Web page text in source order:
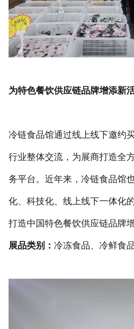
为特色餐饮供应链品牌增添新
冷链食品馆通过线上线下邀约
行业整体交流，为展商打造全
务平台。近年来，冷链食品馆
化、科技化、线上线下一体化
打造中国特色餐饮供应链品牌
展品类别： 冷冻食品、冷鲜食